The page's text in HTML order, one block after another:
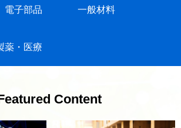
電子部品 一般材料
薬・医療
Content